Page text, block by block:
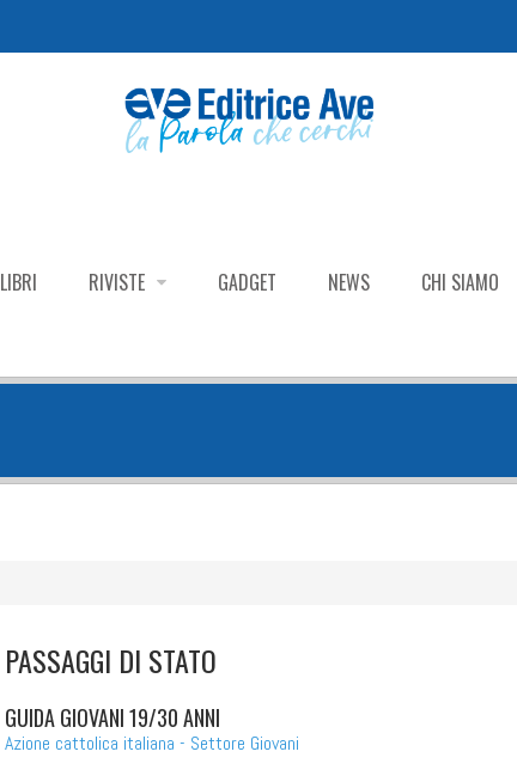
LIBRI RIVISTE GADGET NEWS CHI SIAMO
PASSAGGI DI STATO
GUIDA GIOVANI 19/30 ANNI
Azione cattolica italiana - Settore Giovani